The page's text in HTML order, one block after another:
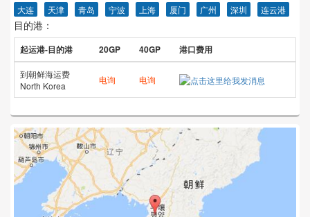
大连 天津 青岛 宁波 上海 厦门 广州 深圳 连云港
目的港：
起运港-目的港 20GP 40GP 港口费用
到朝鲜海运费
North Korea
电询 电询